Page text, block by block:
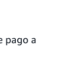
pago a